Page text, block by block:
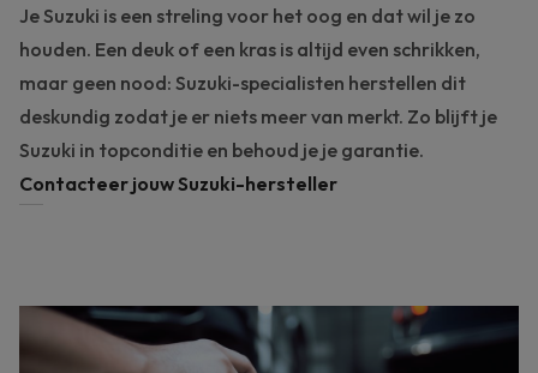
Je Suzuki is een streling voor het oog en dat wil je zo
houden. Een deuk of een kras is altijd even schrikken,
maar geen nood: Suzuki-specialisten herstellen dit
deskundig zodat je er niets meer van merkt. Zo blijft je
Suzuki in topconditie en behoud je je garantie.
Contacteer jouw Suzuki-hersteller